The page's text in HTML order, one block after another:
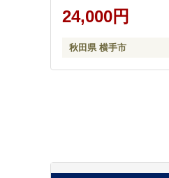
檎 リンゴ 果物 フルー
農薬栽培 有機質栽培
ンフジ 【りんご】特集]
24,000円
秋田県 横手市